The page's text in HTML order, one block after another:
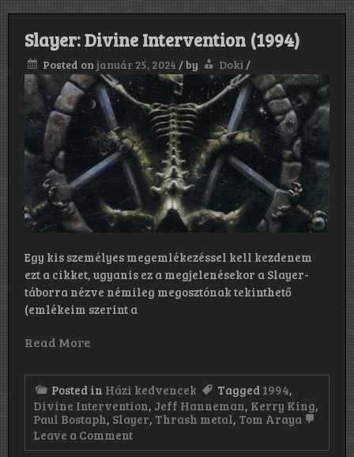
Slayer: Divine Intervention (1994)
Posted on január 25, 2024 /by Doki /
Egy kis személyes megemlékezéssel kell kezdenem
ezt a cikket, ugyanis ez a megjelenésekor a Slayer-
táborra nézve némileg megosztónak tekinthető
(emlékeim szerint a
Read More
Posted in Házi kedvencek Tagged 1994,
Divine Intervention, Jeff Hanneman, Kerry King,
Paul Bostaph, Slayer, Thrash metal, Tom Araya
Leave a Commenton
Slayer: